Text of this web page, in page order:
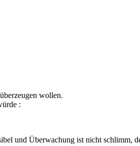
wollen.
:
und Überwachung ist nicht schlimm,